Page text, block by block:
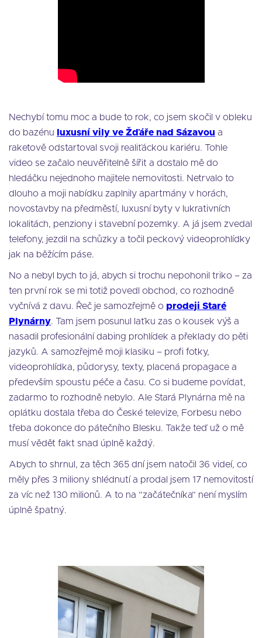
Nechybí tomu moc a bude to rok, co jsem skočil v obleku
do bazénu
luxusní vily ve Žďáře nad Sázavou a
raketově odstartoval svoji realiťáckou kariéru. Tohle
video se začalo neuvěřitelně šířit a dostalo mě do
hledáčku nejednoho majitele nemovitosti. Netrvalo to
dlouho a moji nabídku zaplnily apartmány v horách,
novostavby na předměstí, luxusní byty v lukrativních
lokalitách, penziony i stavební pozemky. A já jsem zvedal
telefony, jezdil na schůzky a točil peckový videoprohlídky
jak na běžícím páse.
No a nebyl bych to já, abych si trochu nepohonil triko – za
ten první rok se mi totiž povedl obchod, co rozhodně
vyčnívá z davu. Řeč je samozřejmě o prodeji Staré
Plynárny. Tam jsem posunul laťku zas o kousek výš a
nasadil profesionální dabing prohlídek a překlady do pěti
jazyků. A samozřejmě moji klasiku – profi fotky,
videoprohlídka, půdorysy, texty, placená propagace a
především spoustu péče a času. Co si budeme povídat,
zadarmo to rozhodně nebylo. Ale Stará Plynárna mě na
oplátku dostala třeba do České televize, Forbesu nebo
třeba dokonce do pátečního Blesku. Takže teď už o mě
musí vědět fakt snad úplně každý.
Abych to shrnul, za těch 365 dní jsem natočil 36 videí, co
měly přes 3 miliony shlédnutí a prodal jsem 17 nemovitostí
za víc než 130 milionů. A to na “začátečníka” není myslím
úplně špatný.